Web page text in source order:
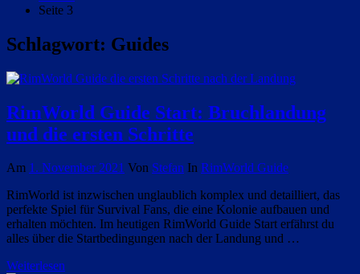
Seite 3
Schlagwort: Guides
RimWorld Guide Start: Bruchlandung
und die ersten Schritte
Am 1. November 2021 Von Stefan In RimWorld Guide
RimWorld ist inzwischen unglaublich komplex und detailliert, das
perfekte Spiel für Survival Fans, die eine Kolonie aufbauen und
erhalten möchten. Im heutigen RimWorld Guide Start erfährst du
alles über die Startbedingungen nach der Landung und …
Weiterlesen